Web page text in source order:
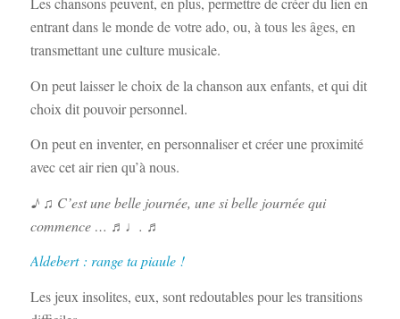
entrant dans le monde de votre ado, ou, à tous les âges, en
transmettant une culture musicale.
On peut laisser le choix de la chanson aux enfants, et qui dit
choix dit pouvoir personnel.
On peut en inventer, en personnaliser et créer une proximité
avec cet air rien qu’à nous.
♪ ♫ C’est une belle journée, une si belle journée qui
commence … ♬♩ . ♬
Aldebert : range ta piaule !
Les jeux insolites, eux, sont redoutables pour les transitions